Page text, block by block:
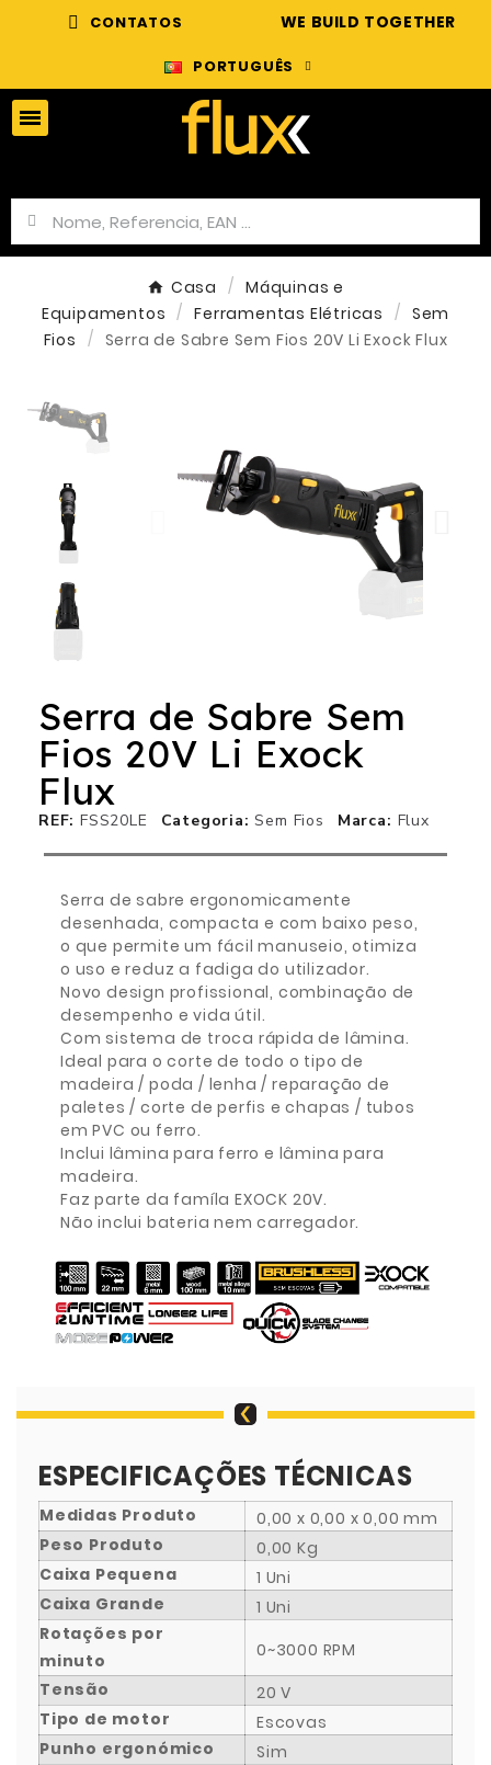
CONTATOS WE BUILD TOGETHER
PORTUGUÊS
Casa
Máquinas e
Equipamentos
Ferramentas Elétricas
Sem
Fios
Serra de Sabre Sem Fios 20V Li Exock Flux
Serra de Sabre Sem
Fios 20V Li Exock
Flux
REF FSS20LE Categoria Sem Fios Marca Flux
Serra de sabre ergonomicamente
desenhada, compacta e com baixo peso,
o que permite um fácil manuseio, otimiza
o uso e reduz a fadiga do utilizador.
Novo design profissional, combinação de
desempenho e vida útil.
Com sistema de troca rápida de lâmina.
Ideal para o corte de todo o tipo de
madeira / poda / lenha / reparação de
paletes / corte de perfis e chapas / tubos
em PVC ou ferro.
Inclui lâmina para ferro e lâmina para
madeira.
Faz parte da famíla EXOCK 20V.
Não inclui bateria nem carregador.
ESPECIFICAÇÕES TÉCNICAS
Medidas Produto
0,00 x 0,00 x 0,00 mm
Peso Produto
0,00 Kg
Caixa Pequena
1 Uni
Caixa Grande
1 Uni
Rotações por
minuto
0~3000 RPM
Tensão
20 V
Tipo de motor
Escovas
Punho ergonómico
Sim